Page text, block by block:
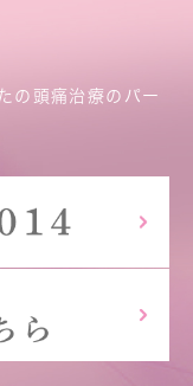
の頭痛治療のパー